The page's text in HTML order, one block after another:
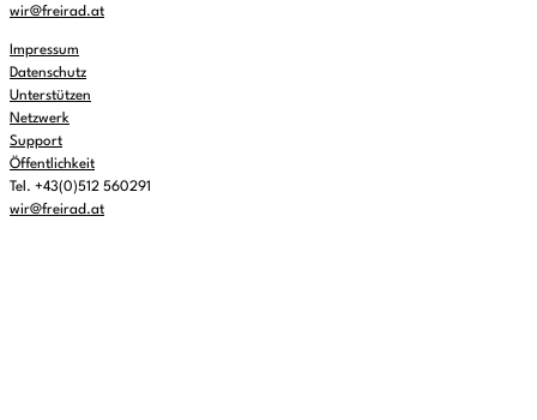
wir@freirad.at
Impressum
Datenschutz
Unterstützen
Netzwerk
Support
Öffentlichkeit
Tel. +43(0)512 560291
wir@freirad.at